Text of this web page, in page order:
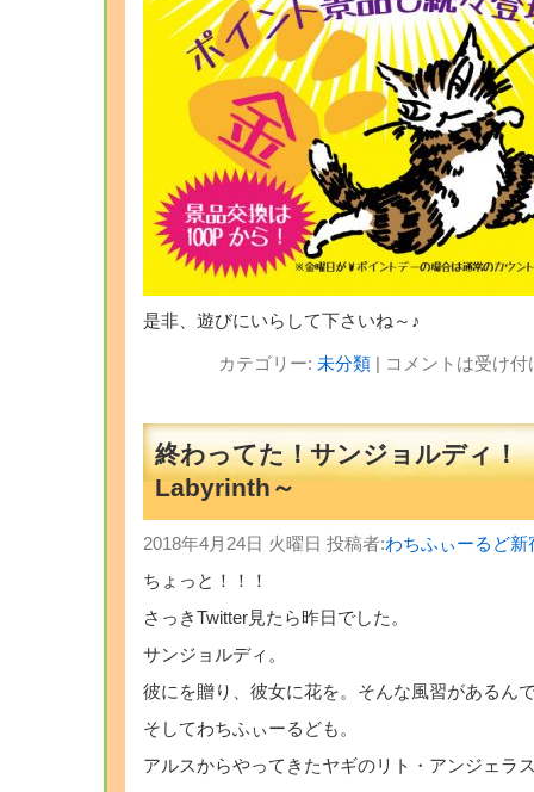
是非、遊びにいらして下さいね～♪
カテゴリー: 未分類| コメントは受け
終わってた！サンジョルディ
Labyrinth～
2018年4月24日 火曜日 投稿者:わちふぃーるど
ちょっと！！！
さっきTwitter見たら昨日でした。
サンジョルディ。
彼にを贈り、彼女に花を。そんな風習があるん
そしてわちふぃーるども。
アルスからやってきたヤギのリト・アンジェラ